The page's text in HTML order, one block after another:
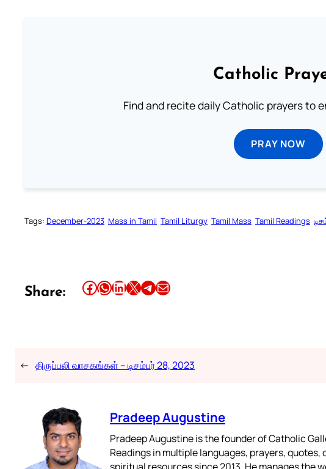
Catholic
Find and recite daily Catholic prayers to
PRAY NOW
Tags: December-2023 Mass in Tamil Tamil Liturgy Tamil Mass Tamil Readings
Share: Share this article on Facebook Share this article on WhatsApp Share this article on LinkedIn Share this article on X Share this article on TelegramEmail this Article
← திருப்பலி வாசகங்கள் – டிசம்பர் 28, 2023
Pradeep Augustine
Pradeep Augustine is the founder of Catholic
Readings in multiple languages, prayers,